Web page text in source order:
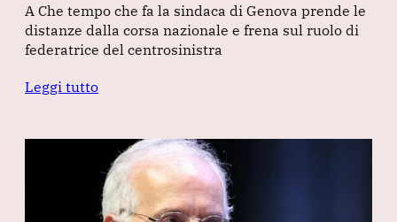
A Che tempo che fa la sindaca di Genova prende le
distanze dalla corsa nazionale e frena sul ruolo di
federatrice del centrosinistra
Leggi tutto